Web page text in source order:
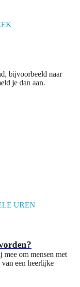
bijvoorbeeld naar
je dan aan.
UREN
om mensen met
een heerlijke